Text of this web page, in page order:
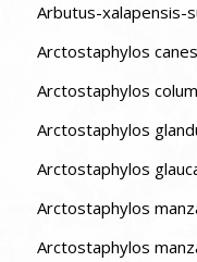
Arbutus-xalapensis-
Arctostaphylos
Arctostaphylos
Arctostaphylos
Arctostaphylos
Arctostaphylos
Arctostaphylos